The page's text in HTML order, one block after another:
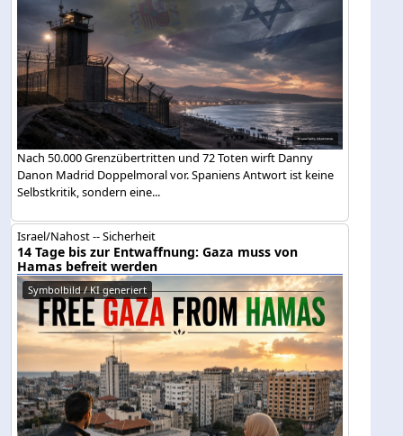
Nach 50.000 Grenzübertritten und 72 Toten wirft Danny
Danon Madrid Doppelmoral vor. Spaniens Antwort ist keine
Selbstkritik, sondern eine...
Israel/Nahost -- Sicherheit
14 Tage bis zur Entwaffnung: Gaza muss von
Hamas befreit werden
Symbolbild / KI generiert